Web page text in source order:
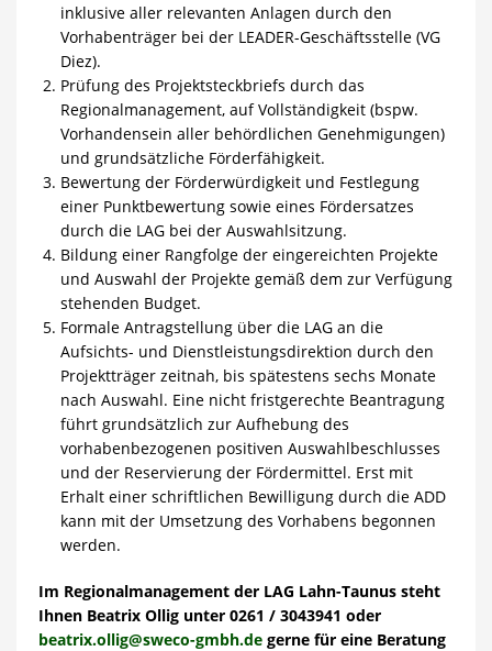
inklusive aller relevanten Anlagen durch den
Vorhabenträger bei der LEADER-Geschäftsstelle (VG
Diez).
Prüfung des Projektsteckbriefs durch das
Regionalmanagement, auf Vollständigkeit (bspw.
Vorhandensein aller behördlichen Genehmigungen)
und grundsätzliche Förderfähigkeit.
Bewertung der Förderwürdigkeit und Festlegung
einer Punktbewertung sowie eines Förder­satzes
durch die LAG bei der Auswahlsitzung.
Bildung einer Rangfolge der eingereichten Projekte
und Auswahl der Projekte gemäß dem zur Verfügung
stehenden Budget.
Formale Antragstellung über die LAG an die
Aufsichts- und Dienstleistungsdirektion durch den
Projektträger zeitnah, bis spätestens sechs Monate
nach Auswahl. Eine nicht fristgerechte Beantragung
führt grundsätzlich zur Aufhebung des
vorhabenbezogenen positiven Auswahlbeschlusses
und der Reservierung der Fördermittel. Erst mit
Erhalt einer schriftlichen Bewilligung durch die ADD
kann mit der Umsetzung des Vorhabens begonnen
werden.
Im Regionalmanagement der LAG Lahn-Taunus steht
Ihnen Beatrix Ollig unter 0261 / 3043941 oder
beatrix.ollig@sweco-gmbh.degerne für eine Beratung